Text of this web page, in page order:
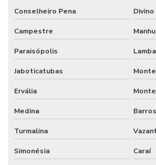
Melhorias Em Sistemas Elétricos
Monitoramento De Condições
Orçamento manutenção industrial
Orçamento de manutenção preventiva
Planejamento De Manutenção Preventiva
Planos De Manutenção Preventiva Para
Planos de manutenção preventiva
Prevenção De Falhas Em Equipamentos
Conselheiro Pena Divino
Campestre
Paraisópolis
Jaboticatubas
Ervália
Medina
Turmalina
Simonésia Caraí